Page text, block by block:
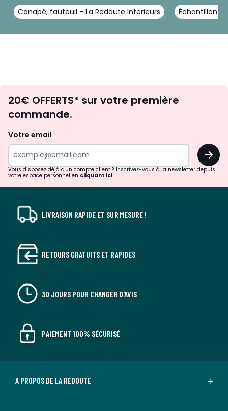
Canapé, fauteuil - La Redoute Interieurs Échantillon
d'inspirations
surprises?
20€ OFFERTS* sur votre première
commande.
Votre email
OK
Vous disposez déjà d'un compte client ? Inscrivez-vous à la newsletter depuis
votre espace personnel en cliquant ici
LIVRAISON RAPIDE ET SUR MESURE !
RETOURS GRATUITS ET RAPIDES
30 JOURS POUR CHANGER D'AVIS
PAIEMENT 100% SÉCURISÉ
A PROPOS DE LA REDOUTE